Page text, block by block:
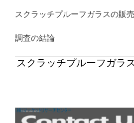
スクラッチプルーフガラスの販
調査の結論
スクラッチプルーフガラ